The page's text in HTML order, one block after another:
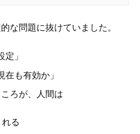
な問題に抜けていました。
定」
在も有効か」
ろが、人間は
る